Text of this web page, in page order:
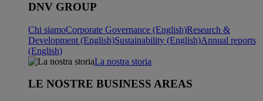
DNV GROUP
Chi siamoCorporate Governance (English)Research &
Development (English)Sustainability (English)Annual reports
(English)
La nostra storia
LE NOSTRE BUSINESS AREAS